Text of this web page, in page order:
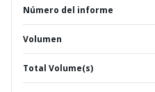
Número del informe
Volumen
Total Volume(s)